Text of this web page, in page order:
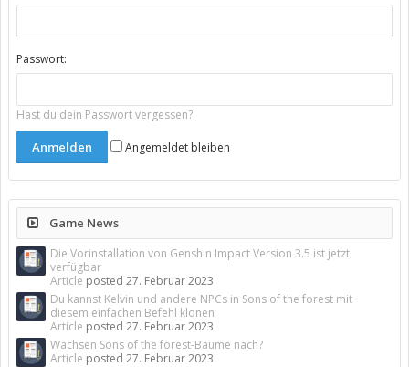
Passwort:
Hast du dein Passwort vergessen?
Angemeldet bleiben
Game News
Die Vorinstallation von Genshin Impact Version 3.5 ist jetzt
verfügbar
Article posted 27. Februar 2023
Du kannst Kelvin und andere NPCs in Sons of the forest mit
diesem einfachen Befehl klonen
Article posted 27. Februar 2023
Wachsen Sons of the forest-Bäume nach?
Article posted 27. Februar 2023